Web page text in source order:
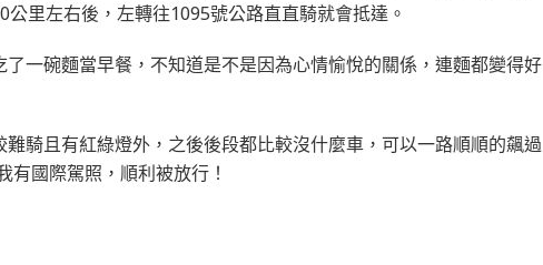
里左右後，左轉往1095號公路直直騎就會抵達。
一碗麵當早餐，不知道是不是因為心情愉悅的關係，連麵都變得好
騎且有紅綠燈外，之後後段都比較沒什麼車，可以一路順順的飆過
國際駕照，順利被放行！